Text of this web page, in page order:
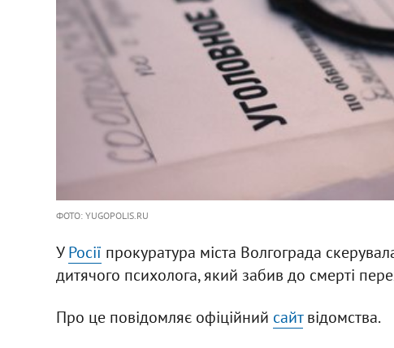
ФОТО: YUGOPOLIS.RU
УРосії прокуратура міста Волгограда
дитячого психолога, який забив до смерті
Про це повідомляє офіційний сайтвідомства.